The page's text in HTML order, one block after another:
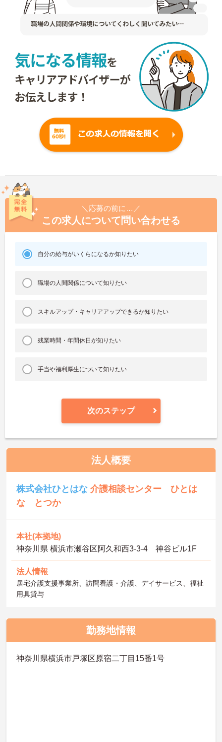
＼応募の前に…／
この求人について問い合わせる
自分の給与がいくらになるか知りたい
職場の人間関係について知りたい
スキルアップ・キャリアアップできるか知りたい
残業時間・年間休日が知りたい
手当や福利厚生について知りたい
次のステップ
法人概要
株式会社ひとはな介護相談センター ひとは
な とつか
本社(本拠地)
神奈川県 横浜市瀬谷区阿久和西3-3-4 神谷ビル1F
法人情報
居宅介護支援事業所、訪問看護・介護、デイサービス、福祉
用具貸与
勤務地情報
神奈川県横浜市戸塚区原宿二丁目15番1号